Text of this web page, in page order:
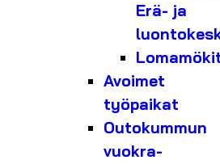
Erä- ja
Avoimet
työpaikat
Outokummun
vuokra-